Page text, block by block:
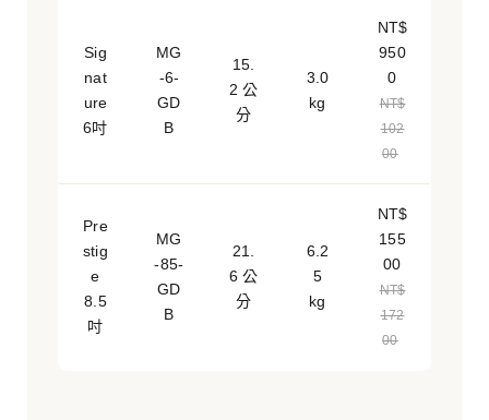
Sig
nat
ure
6吋
MG
-6-
GD
B
15.
2 公
分
3.0
kg
NT$
950
0
NT$
102
00
Pre
stig
e
8.5
吋
MG
-85-
GD
B
21.
6 公
分
6.2
5
kg
NT$
155
00
NT$
172
00